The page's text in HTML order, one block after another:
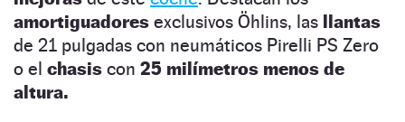
amortiguadores exclusivos Öhlins, las llantas
de 21 pulgadas con neumáticos Pirelli PS Zero
o el chasis con 25 milímetros menos de
altura.